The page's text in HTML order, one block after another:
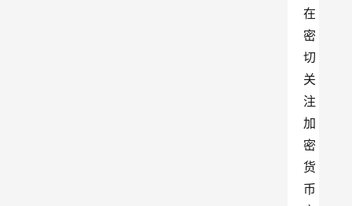
在
密
切
关
注
加
密
货
币